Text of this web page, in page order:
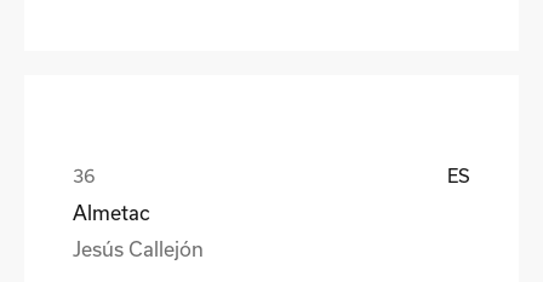
ES
Almetac
Jesús Callejón